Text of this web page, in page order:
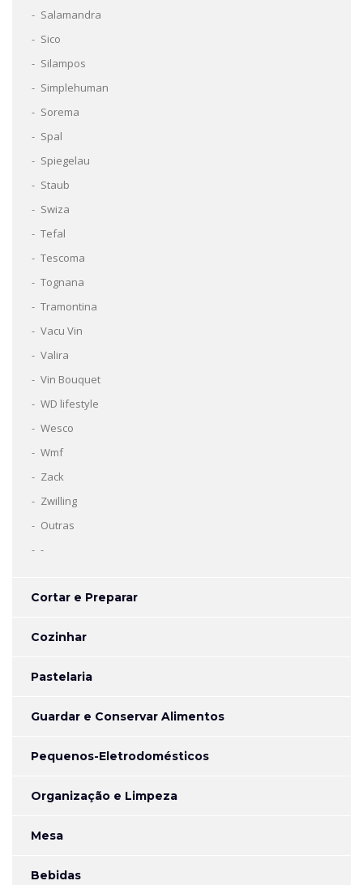
Salamandra
Sico
Silampos
Simplehuman
Sorema
Spal
Spiegelau
Staub
Swiza
Tefal
Tescoma
Tognana
Tramontina
Vacu Vin
Valira
Vin Bouquet
WD lifestyle
Wesco
Wmf
Zack
Zwilling
Outras
-
Cortar e Preparar
Cozinhar
Pastelaria
Guardar e Conservar Alimentos
Pequenos-Eletrodomésticos
Organização e Limpeza
Mesa
Bebidas